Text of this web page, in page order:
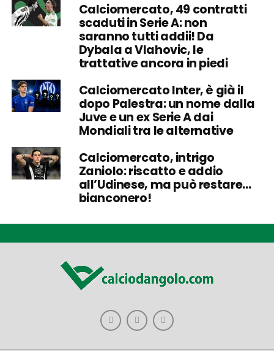
Calciomercato, 49 contratti
scaduti in Serie A: non
saranno tutti addii! Da
Dybala a Vlahovic, le
trattative ancora in piedi
Calciomercato Inter, è già il
dopo Palestra: un nome dalla
Juve e un ex Serie A dai
Mondiali tra le alternative
Calciomercato, intrigo
Zaniolo: riscatto e addio
all’Udinese, ma può restare…
bianconero!